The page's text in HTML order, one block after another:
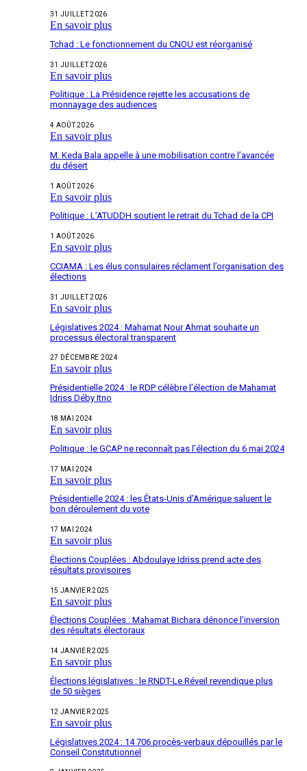
31 JUILLET 2026
En savoir plus
Tchad : Le fonctionnement du CNOU est réorganisé
31 JUILLET 2026
En savoir plus
Politique : La Présidence rejette les accusations de
monnayage des audiences
4 AOÛT 2026
En savoir plus
M. Keda Bala appelle à une mobilisation contre l’avancée
du désert
1 AOÛT 2026
En savoir plus
Politique : L’ATUDDH soutient le retrait du Tchad de la CPI
1 AOÛT 2026
En savoir plus
CCIAMA : Les élus consulaires réclament l’organisation des
élections
31 JUILLET 2026
En savoir plus
Législatives 2024 : Mahamat Nour Ahmat souhaite un
processus électoral transparent
27 DÉCEMBRE 2024
En savoir plus
Présidentielle 2024 : le RDP célèbre l’élection de Mahamat
Idriss Déby Itno
18 MAI 2024
En savoir plus
Politique : le GCAP ne reconnaît pas l’élection du 6 mai 2024
17 MAI 2024
En savoir plus
Présidentielle 2024 : les États-Unis d’Amérique saluent le
bon déroulement du vote
17 MAI 2024
En savoir plus
Élections Couplées : Abdoulaye Idriss prend acte des
résultats provisoires
15 JANVIER 2025
En savoir plus
Élections Couplées : Mahamat Bichara dénonce l’inversion
des résultats électoraux
14 JANVIER 2025
En savoir plus
Élections législatives : le RNDT-Le Réveil revendique plus
de 50 sièges
12 JANVIER 2025
En savoir plus
Législatives 2024 : 14 706 procès-verbaux dépouillés par le
Conseil Constitutionnel